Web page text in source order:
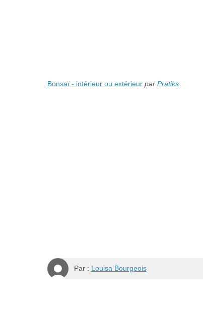
Bonsaï - intérieur ou extérieur par Pratiks
Par : Louisa Bourgeois